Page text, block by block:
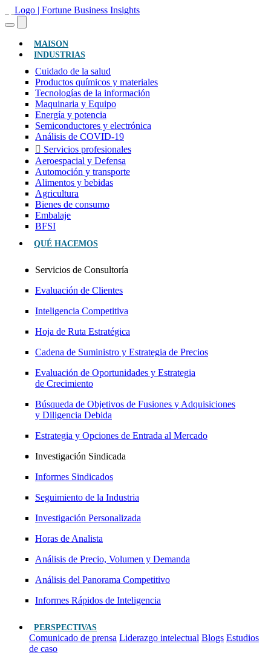
MAISON(ACTUAL)
INDUSTRIAS
Cuidado de la salud
Productos químicos y materiales
Tecnologías de la información
Maquinaria y Equipo
Energía y potencia
Semiconductores y electrónica
Análisis de COVID-19
Servicios profesionales
Aeroespacial y Defensa
Automoción y transporte
Alimentos y bebidas
Agricultura
Bienes de consumo
Embalaje
BFSI
QUÉ HACEMOS
Servicios de Consultoría
Evaluación de Clientes
Inteligencia Competitiva
Hoja de Ruta Estratégica
Cadena de Suministro y Estrategia de Precios
Evaluación de Oportunidades y Estrategia
de Crecimiento
Búsqueda de Objetivos de Fusiones y Adquisiciones
y Diligencia Debida
Estrategia y Opciones de Entrada al Mercado
Investigación Sindicada
Informes Sindicados
Seguimiento de la Industria
Investigación Personalizada
Horas de Analista
Análisis de Precio, Volumen y Demanda
Análisis del Panorama Competitivo
Informes Rápidos de Inteligencia
PERSPECTIVAS
Comunicado de prensa Liderazgo intelectual Blogs Estudios
de caso